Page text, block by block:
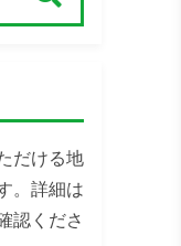
だける地
。詳細は
認くださ